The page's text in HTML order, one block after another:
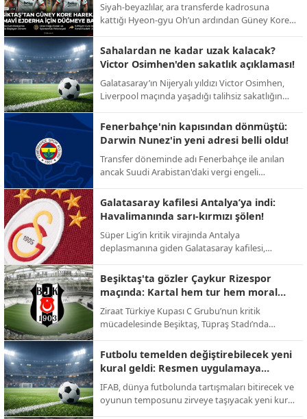
Siyah-beyazlılar, ara transferde kadrosuna
kattığı Hyeon-gyu Oh’un ardından Güney Kore
Ada’da fırtınalar estiren Jun-ho Bae.
Sahalardan ne kadar uzak kalacak?
Victor Osimhen'den sakatlık açıklaması!
Galatasaray’ın Nijeryalı yıldızı Victor Osimhen,
Liverpool maçında yaşadığı talihsiz sakatlığın
tarihi bizzat duyurdu.
Fenerbahçe'nin kapısından dönmüştü:
Darwin Nunez'in yeni adresi belli oldu!
Transfer döneminde adı Fenerbahçe ile anılan
ancak Suudi Arabistan'daki vergi engeli
takas operasyonuyla Premier Lig'e geri dönüyor.
Galatasaray kafilesi Antalya’ya indi:
Havalimanında sarı-kırmızı şölen!
Süper Lig’in kritik virajında Antalya
deplasmanına giden Galatasaray kafilesi,
karşılandı; sarı-kırmızılı taraftarlar şampiyonluk
yolunda takıma tam destek verdi.
Beşiktaş'ta gözler Çaykur Rizespor
maçında: Kartal hem tur hem moral
peşinde!
Ziraat Türkiye Kupası C Grubu’nun kritik
mücadelesinde Beşiktaş, Tüpraş Stadı’nda
dönümüne özel kampanya maça damga
vuracak.
Futbolu temelden değiştirebilecek yeni
kural geldi: Resmen uygulamaya
geçiyor!
IFAB, dünya futbolunda tartışmaları bitirecek ve
oyunun temposunu zirveye taşıyacak yeni kural